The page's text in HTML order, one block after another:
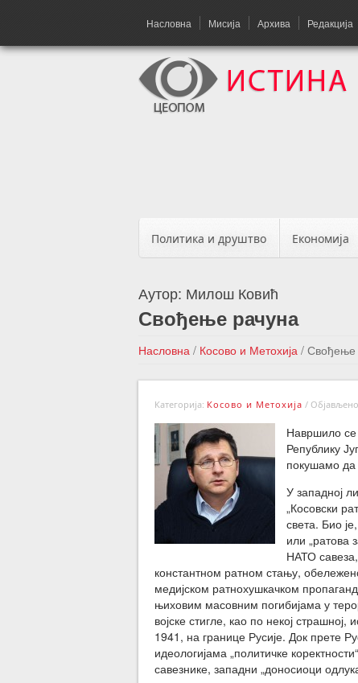
Насловна Мисија Архива Редакција
Политика и друштво Економија
Аутор: Милош Ковић
Свођење рачуна
Насловна / Косово и Метохија / Свођење
Категорија: Косово и Метохија /
Навршило се
Републику
покушамо
У западној
„Косовски
света. Био
или „ратова
НАТО
константном ратном стању,
медијском ратнохушкачком
њиховим масовним погибијама у
војске стигле, као по некој
1941, на границе Русије. Док прете
идеологијама „политичке
савезнике, западни „доносиоци